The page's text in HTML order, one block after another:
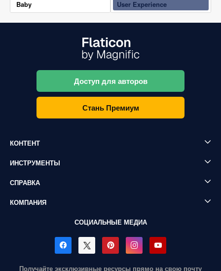
Baby User Experience
Доступ для авторов
Стань Премиум
КОНТЕНТ
ИНСТРУМЕНТЫ
СПРАВКА
КОМПАНИЯ
СОЦИАЛЬНЫЕ МЕДИА
Получайте эксклюзивные ресурсы прямо на свою почту